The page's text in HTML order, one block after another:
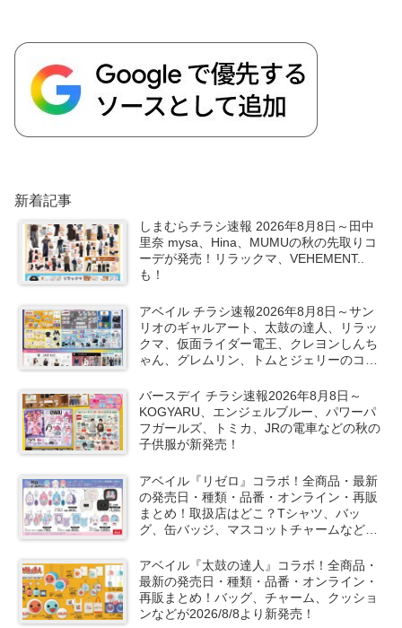
新着記事
しまむらチラシ速報 2026年8月8日～田中
里奈 mysa、Hina、MUMUの秋の先取りコ
ーデが発売！リラックマ、VEHEMENT..
も！
アベイル チラシ速報2026年8月8日～サン
リオのギャルアート、太鼓の達人、リラッ
クマ、仮面ライダー電王、クレヨンしんち
ゃん、グレムリン、トムとジェリーのコラ
バースデイ チラシ速報2026年8月8日～
KOGYARU、エンジェルブルー、パワーパ
フガールズ、トミカ、JRの電車などの秋の
子供服が新発売！
アベイル『リゼロ』コラボ！全商品・最新
の発売日・種類・品番・オンライン・再販
まとめ！取扱店はどこ？Tシャツ、バッ
グ、缶バッジ、マスコットチャームなどが
アベイル『太鼓の達人』コラボ！全商品・
最新の発売日・種類・品番・オンライン・
再販まとめ！バッグ、チャーム、クッショ
ンなどが2026/8/8より新発売！